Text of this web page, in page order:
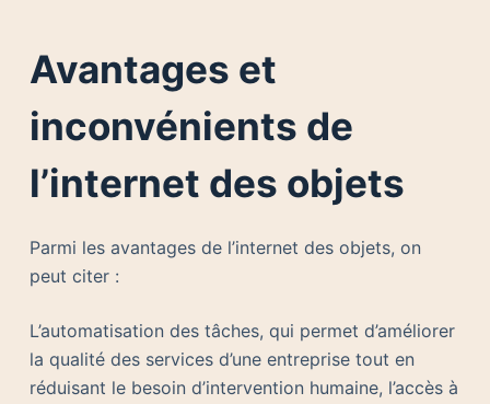
Avantages et
inconvénients de
l’internet des objets
Parmi les avantages de l’internet des objets, on
peut citer :
L’automatisation des tâches, qui permet d’améliorer
la qualité des services d’une entreprise tout en
réduisant le besoin d’intervention humaine, l’accès à